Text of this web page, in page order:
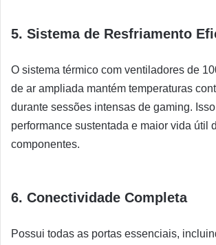
5. Sistema de Resfriamento
O sistema térmico com ventiladores de
de ar ampliada mantém temperaturas
durante sessões intensas de gaming.
performance sustentada e maior vida útil
componentes.
6. Conectividade Completa
Possui todas as portas essenciais,